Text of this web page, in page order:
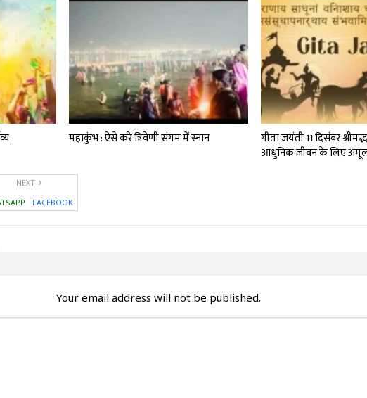
महाकुंभ : ऐसे करें त्रिवेणी संगम में स्नान
गीता जयंती 11 दिसंबर
आधुनिक जीवन के लिए
NEXT
FACEBOOK
Your email address will not be published.